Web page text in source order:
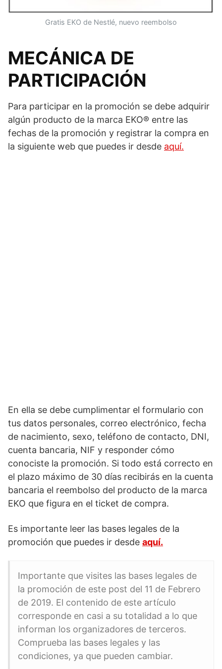
Gratis EKO de Nestlé, nuevo reembolso
MECÁNICA DE
PARTICIPACIÓN
Para participar en la promoción se debe adquirir
algún producto de la marca EKO® entre las
fechas de la promoción y registrar la compra en
la siguiente web que puedes ir desde aquí.
En ella se debe cumplimentar el formulario con
tus datos personales, correo electrónico, fecha
de nacimiento, sexo, teléfono de contacto, DNI,
cuenta bancaria, NIF y responder cómo
conociste la promoción. Si todo está correcto en
el plazo máximo de 30 días recibirás en la cuenta
bancaria el reembolso del producto de la marca
EKO que figura en el ticket de compra.
Es importante leer las bases legales de la
promoción que puedes ir desde aquí.
Importante que visites las bases legales de
la promoción de este post del 11 de Febrero
de 2019. El contenido de este artículo
corresponde en casi a su totalidad a lo que
informan los organizadores de terceros.
Comprueba las bases legales y las
condiciones, ya que pueden cambiar.